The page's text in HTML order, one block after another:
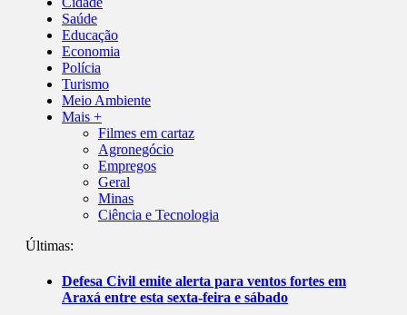
Saúde
Educação
Economia
Polícia
Turismo
Meio Ambiente
Mais +
Filmes em cartaz
Agronegócio
Empregos
Geral
Minas
Ciência e Tecnologia
Últimas:
Defesa Civil emite alerta para ventos fortes em
Araxá entre esta sexta-feira e sábado